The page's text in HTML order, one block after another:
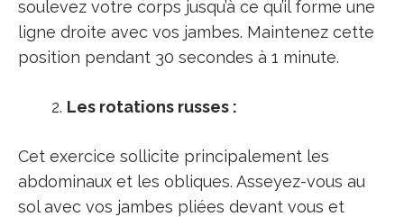
soulevez votre corps jusqu’à ce qu’il forme une
ligne droite avec vos jambes. Maintenez cette
position pendant 30 secondes à 1 minute.
Les rotations russes :
Cet exercice sollicite principalement les
abdominaux et les obliques. Asseyez-vous au
sol avec vos jambes pliées devant vous et